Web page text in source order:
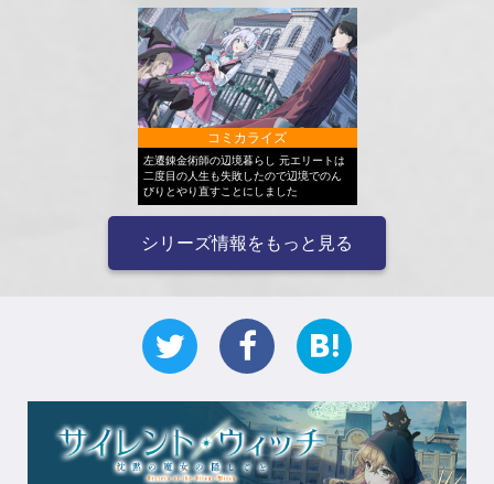
コミカライズ
左遷錬金術師の辺境暮らし 元エリートは
二度目の人生も失敗したので辺境でのん
びりとやり直すことにしました
シリーズ情報をもっと見る